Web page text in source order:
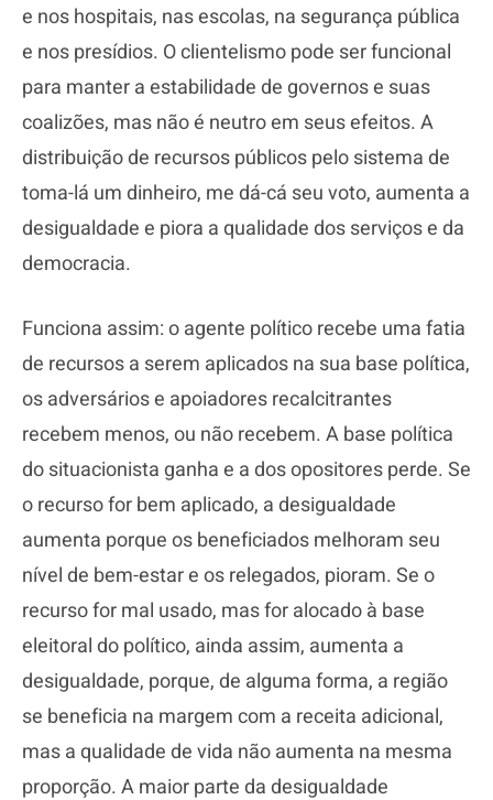
e nos hospitais, nas escolas, na segurança pública
e nos presídios. O clientelismo pode ser funcional
para manter a estabilidade de governos e suas
coalizões, mas não é neutro em seus efeitos. A
distribuição de recursos públicos pelo sistema de
toma-lá um dinheiro, me dá-cá seu voto, aumenta a
desigualdade e piora a qualidade dos serviços e da
democracia.
Funciona assim: o agente político recebe uma fatia
de recursos a serem aplicados na sua base política,
os adversários e apoiadores recalcitrantes
recebem menos, ou não recebem. A base política
do situacionista ganha e a dos opositores perde. Se
o recurso for bem aplicado, a desigualdade
aumenta porque os beneficiados melhoram seu
nível de bem-estar e os relegados, pioram. Se o
recurso for mal usado, mas for alocado à base
eleitoral do político, ainda assim, aumenta a
desigualdade, porque, de alguma forma, a região
se beneficia na margem com a receita adicional,
mas a qualidade de vida não aumenta na mesma
proporção. A maior parte da desigualdade